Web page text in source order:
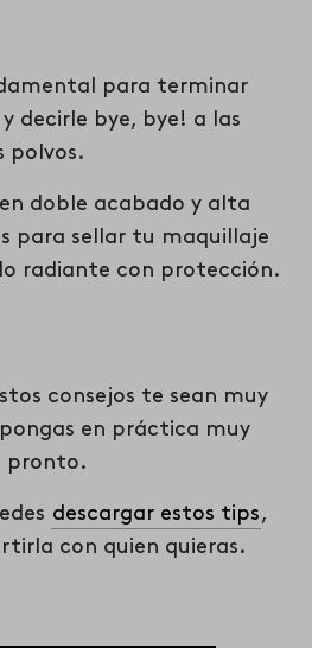
para terminar
decirle bye, bye! a las
polvos.
doble acabado y alta
para sellar tu maquillaje
radiante con protección.
consejos te sean muy
en práctica muy
pronto.
descargar estos tips,
con quien quieras.